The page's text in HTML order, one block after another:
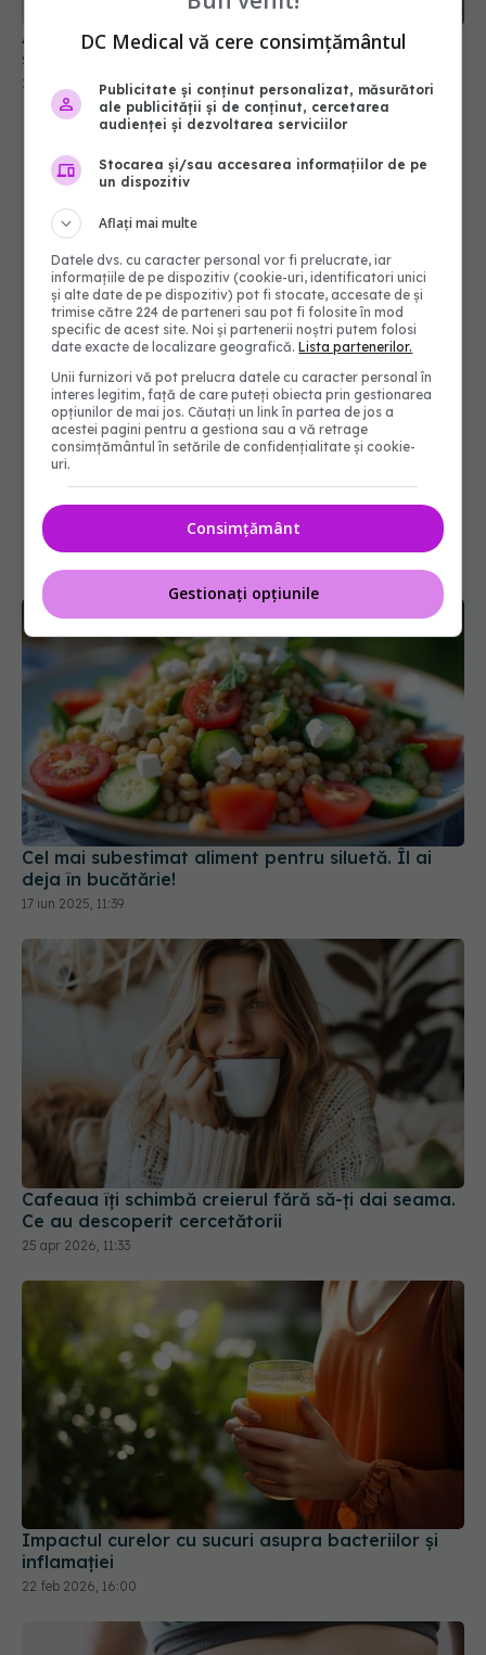
Cel mai subestimat aliment pentru siluetă. Îl ai
deja în bucătărie!
17 iun 2025, 11:39
Cafeaua îți schimbă creierul fără să-ți dai seama.
Ce au descoperit cercetătorii
25 apr 2026, 11:33
Impactul curelor cu sucuri asupra bacteriilor și
inflamației
22 feb 2026, 16:00
DC Medical vă cere consimțământul
Publicitate și conținut personalizat, măsurători
ale publicității și de conținut, cercetarea
audienței și dezvoltarea serviciilor
Stocarea și/sau accesarea informațiilor de pe
un dispozitiv
Aflați mai multe
Datele dvs. cu caracter personal vor fi prelucrate, iar
informațiile de pe dispozitiv (cookie-uri, identificatori unici
și alte date de pe dispozitiv) pot fi stocate, accesate de și
trimise către 224 de parteneri sau pot fi folosite în mod
specific de acest site. Noi și partenerii noștri putem folosi
date exacte de localizare geografică.Lista partenerilor.
Unii furnizori vă pot prelucra datele cu caracter personal în
interes legitim, față de care puteți obiecta prin gestionarea
opțiunilor de mai jos. Căutați un link în partea de jos a
acestei pagini pentru a gestiona sau a vă retrage
consimțământul în setările de confidențialitate și cookie-
uri.
Consimțământ
Gestionați opțiunile